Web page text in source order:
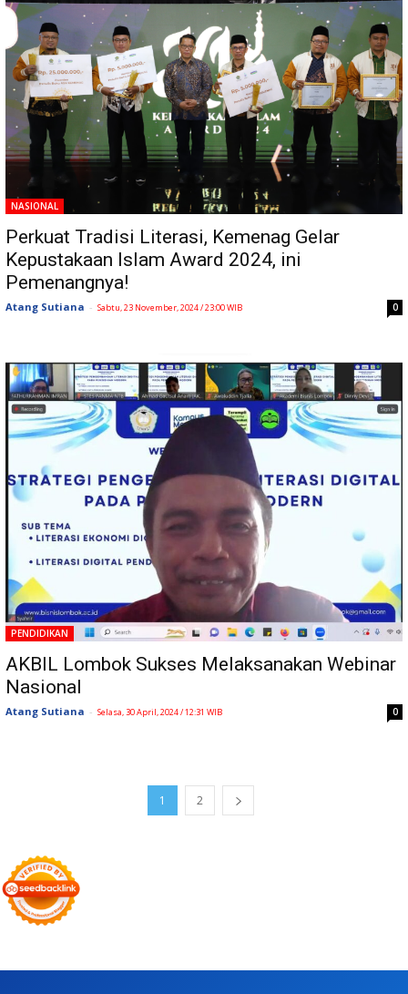
NASIONAL
Perkuat Tradisi Literasi, Kemenag Gelar
Kepustakaan Islam Award 2024, ini
Pemenangnya!
Atang Sutiana - Sabtu, 23 November, 2024 / 23:00 WIB 0
PENDIDIKAN
AKBIL Lombok Sukses Melaksanakan Webinar
Nasional
Atang Sutiana - Selasa, 30 April, 2024 / 12:31 WIB 0
1 2